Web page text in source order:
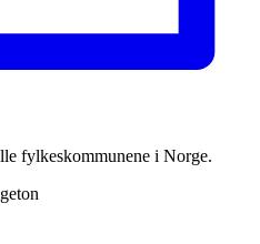
fylkeskommunene i Norge.